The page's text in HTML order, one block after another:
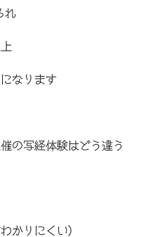
れ
なります
の写経体験はどう違う
かりにくい）